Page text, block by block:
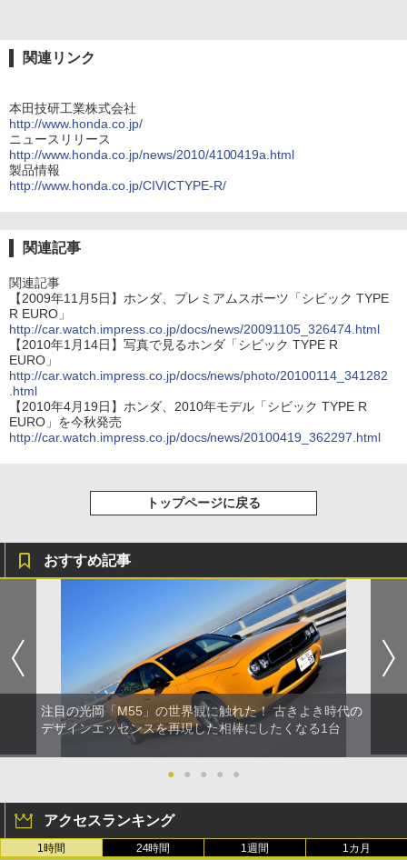
関連リンク
本田技研工業株式会社
http://www.honda.co.jp/
ニュースリリース
http://www.honda.co.jp/news/2010/4100419a.html
製品情報
http://www.honda.co.jp/CIVICTYPE-R/
関連記事
関連記事
【2009年11月5日】ホンダ、プレミアムスポーツ「シビック TYPE
R EURO」
http://car.watch.impress.co.jp/docs/news/20091105_326474.html
【2010年1月14日】写真で見るホンダ「シビック TYPE R
EURO」
http://car.watch.impress.co.jp/docs/news/photo/20100114_341282
.html
【2010年4月19日】ホンダ、2010年モデル「シビック TYPE R
EURO」を今秋発売
http://car.watch.impress.co.jp/docs/news/20100419_362297.html
トップページに戻る
おすすめ記事
注目の光岡「M55」の世界観に触れた！ 古きよき時代の
デザインエッセンスを再現した相棒にしたくなる1台
● ● ● ● ●
アクセスランキング
1時間 24時間 1週間 1カ月